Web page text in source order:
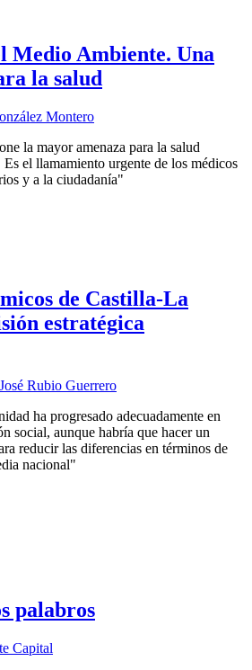
Medio Ambiente. Una
la salud
Montero
la mayor amenaza para la salud
el llamamiento urgente de los médicos
y a la ciudadanía"
de Castilla-La
estratégica
Rubio Guerrero
ha progresado adecuadamente en
social, aunque habría que hacer un
reducir las diferencias en términos de
nacional"
palabros
Capital